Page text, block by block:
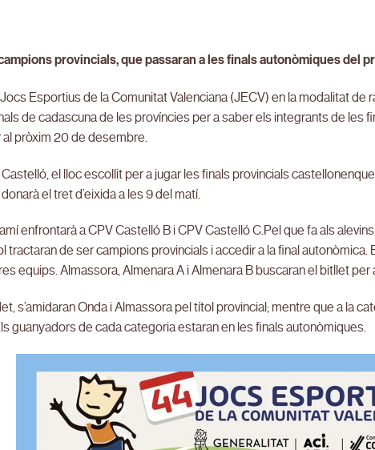
provincials, que passaran a les finals autonòmiques del
Esportius de la Comunitat Valenciana (JECV) en la modalitat de
de cadascuna de les províncies per a saber els integrants de les
pròxim 20 de desembre.
el lloc escollit per a jugar les finals provincials
el tret d’eixida a les 9 del matí.
enfrontarà a CPV Castelló B i CPV Castelló C.Pel que fa als
tractaran de ser campions provincials i accedir a la final autonòmica.
equips. Almassora, Almenara A i Almenara B buscaran el bitllet per
s’amidaran Onda i Almassora pel títol provincial; mentre que a la
guanyadors de cada categoria estaran en les finals autonòmiques.